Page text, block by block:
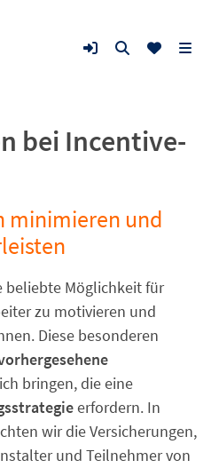
bei Incentive-
minimieren und
beliebte Möglichkeit für
zu motivieren und
Diese besonderen
bringen, die eine
erfordern. In
wir die Versicherungen,
und Teilnehmer von